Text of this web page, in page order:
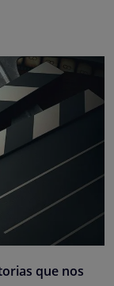
que nos